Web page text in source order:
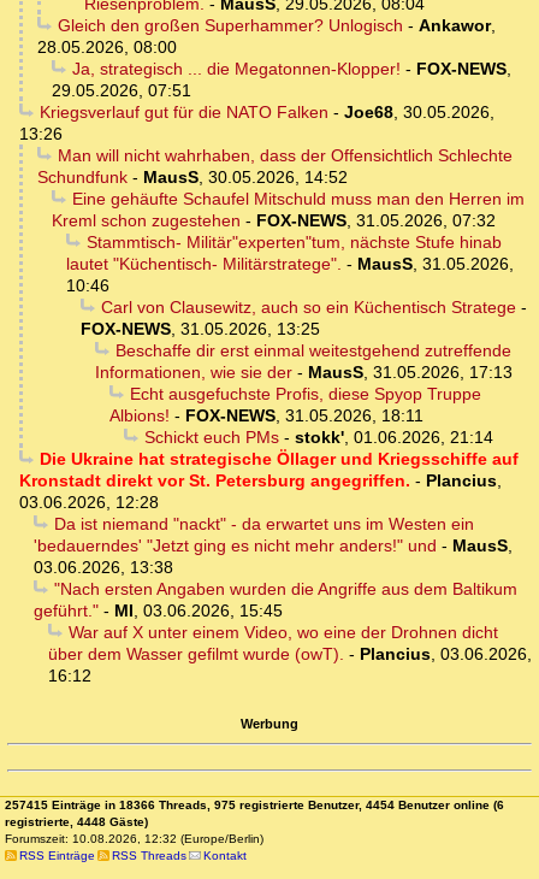
Riesenproblem. - MausS, 29.05.2026, 08:04
Gleich den großen Superhammer? Unlogisch - Ankawor,
28.05.2026, 08:00
Ja, strategisch ... die Megatonnen-Klopper! - FOX-NEWS,
29.05.2026, 07:51
Kriegsverlauf gut für die NATO Falken - Joe68, 30.05.2026,
13:26
Man will nicht wahrhaben, dass der Offensichtlich Schlechte
Schundfunk - MausS, 30.05.2026, 14:52
Eine gehäufte Schaufel Mitschuld muss man den Herren im
Kreml schon zugestehen - FOX-NEWS, 31.05.2026, 07:32
Stammtisch- Militär"experten"tum, nächste Stufe hinab
lautet "Küchentisch- Militärstratege". - MausS, 31.05.2026,
10:46
Carl von Clausewitz, auch so ein Küchentisch Stratege-
FOX-NEWS, 31.05.2026, 13:25
Beschaffe dir erst einmal weitestgehend zutreffende
Informationen, wie sie der - MausS, 31.05.2026, 17:13
Echt ausgefuchste Profis, diese Spyop Truppe
Albions! - FOX-NEWS, 31.05.2026, 18:11
Schickt euch PMs- stokk', 01.06.2026, 21:14
Die Ukraine hat strategische Öllager und Kriegsschiffe auf
Kronstadt direkt vor St. Petersburg angegriffen. - Plancius,
03.06.2026, 12:28
Da ist niemand "nackt" - da erwartet uns im Westen ein
'bedauerndes' "Jetzt ging es nicht mehr anders!" und - MausS,
03.06.2026, 13:38
"Nach ersten Angaben wurden die Angriffe aus dem Baltikum
geführt." - MI, 03.06.2026, 15:45
War auf X unter einem Video, wo eine der Drohnen dicht
über dem Wasser gefilmt wurde (owT). - Plancius, 03.06.2026,
16:12
Werbung
257415 Einträge in 18366 Threads, 975 registrierte Benutzer, 4454 Benutzer online (6
registrierte, 4448 Gäste)
Forumszeit: 10.08.2026, 12:32 (Europe/Berlin)
RSS Einträge
RSS Threads Kontakt